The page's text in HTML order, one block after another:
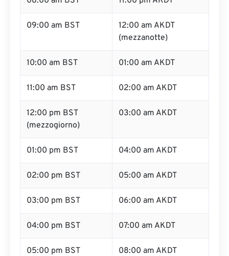
09:00 am BST
12:00 am AKDT
(mezzanotte)
10:00 am BST 01:00 am AKDT
11:00 am BST 02:00 am AKDT
12:00 pm BST
(mezzogiorno)
03:00 am AKDT
01:00 pm BST 04:00 am AKDT
02:00 pm BST 05:00 am AKDT
03:00 pm BST 06:00 am AKDT
04:00 pm BST 07:00 am AKDT
05:00 pm BST 08:00 am AKDT